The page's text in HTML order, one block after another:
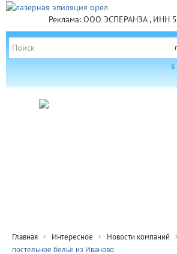
Реклама: ООО ЭСПЕРАНЗА , ИНН
6
Главная Интересное Новости компаний
постельное бельё из Иваново